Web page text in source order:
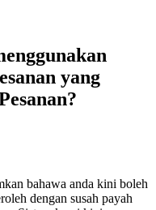
yang
bahawa anda kini boleh
dengan susah payah